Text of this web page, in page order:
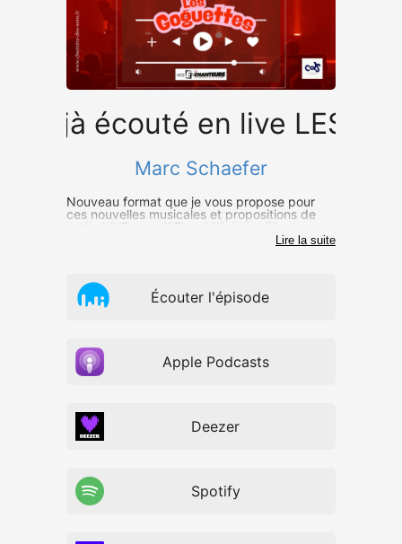
déjà écouté en live LES
Marc Schaefer
Nouveau format que je vous propose pour
ces nouvelles musicales et propositions de
sortie LIVE avec \"T'as déjà écouté\";
Lire la suite
Écouter l'épisode
Apple Podcasts
Deezer
Spotify